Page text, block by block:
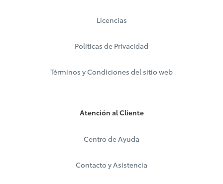
Licencias
Políticas de Privacidad
Términos y Condiciones del sitio web
Atención al Cliente
Centro de Ayuda
Contacto y Asistencia